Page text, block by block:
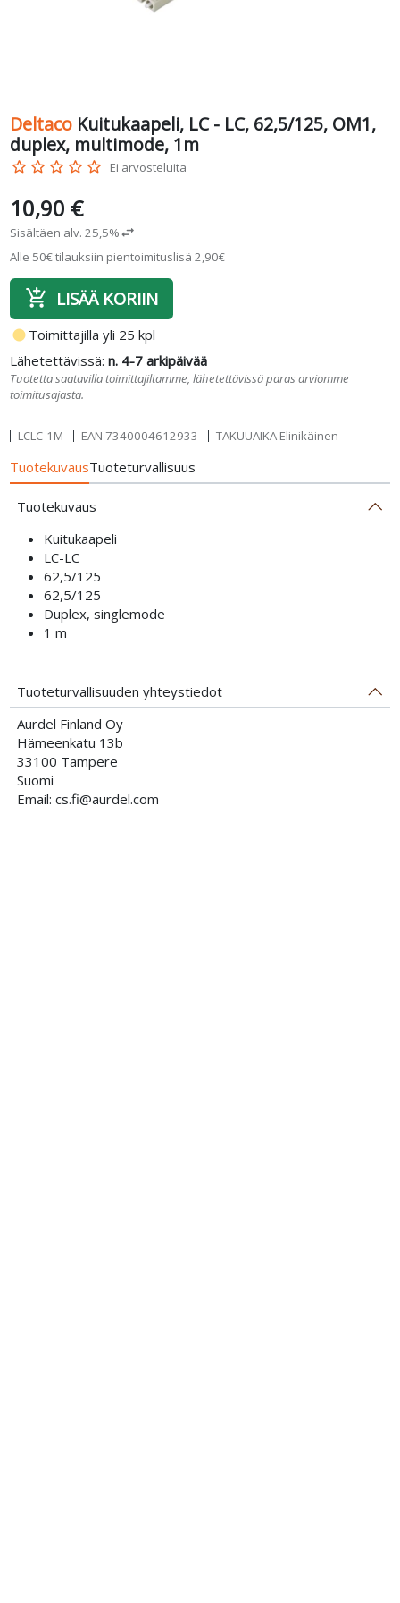
Deltaco Kuitukaapeli, LC - LC, 62,5/125, OM1,
duplex, multimode, 1m
star_border star_border star_border star_border star_border Ei arvosteluita
10,90 €
Sisältäen alv. 25,5%swap_horiz
Alle 50€ tilauksiin pientoimituslisä 2,90€
add_shopping_cart LISÄÄ KORIIN
fiber_manual_record Toimittajilla yli 25 kpl
Lähetettävissä:n. 4-7 arkipäivää
Tuotetta saatavilla toimittajiltamme, lähetettävissä paras arviomme
toimitusajasta.
LCLC-1M EAN 7340004612933 TAKUUAIKA Elinikäinen
TuotekuvausTuoteturvallisuus
Tuotekuvaus
Kuitukaapeli
LC-LC
62,5/125
62,5/125
Duplex, singlemode
1 m
Tuoteturvallisuuden yhteystiedot
Aurdel Finland Oy
Hämeenkatu 13b
33100 Tampere
Suomi
Email: cs.fi@aurdel.com